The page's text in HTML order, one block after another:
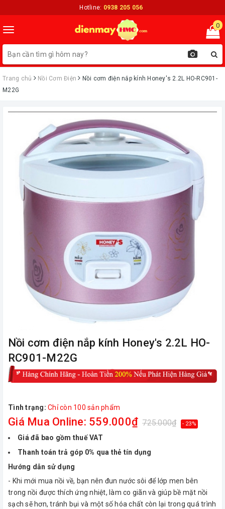
Hotline: 0938 205 056
Toggle
navigation
0
Trang chủ Nồi Cơm Điện
Nồi cơm điện nắp kính Honey's 2.2L HO-RC901-
M22G
Nồi cơm điện nắp kính Honey's 2.2L HO-
RC901-M22G
Tình trạng: Chỉ còn 100 sản phẩm
Giá Mua Online: 559.000₫ 725.000₫ - 23%
Giá đã bao gồm thuế VAT
Thanh toán trả góp 0% qua thẻ tín dụng
Hướng dẫn sử dụng
- Khi mới mua nồi về, bạn nên đun nước sôi để lớp men bên
trong nồi được thích ứng nhiệt, làm co giãn và giúp bề mặt nồi
sạch sẽ hơn, tránh bụi và một số hóa chất còn lại trong quá trình